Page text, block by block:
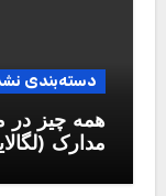
دسته‌بندی
همه چیز در
مدارک